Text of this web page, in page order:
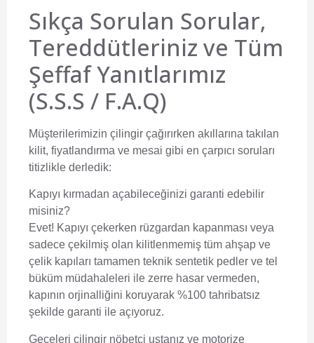
Sıkça Sorulan Sorular,
Tereddütleriniz ve Tüm
Şeffaf Yanıtlarımız
(S.S.S / F.A.Q)
Müşterilerimizin çilingir çağırırken akıllarına takılan
kilit, fiyatlandırma ve mesai gibi en çarpıcı soruları
titizlikle derledik:
Kapıyı kırmadan açabileceğinizi garanti edebilir
misiniz?
Evet! Kapıyı çekerken rüzgardan kapanması veya
sadece çekilmiş olan kilitlenmemiş tüm ahşap ve
çelik kapıları tamamen teknik sentetik pedler ve tel
büküm müdahaleleri ile zerre hasar vermeden,
kapının orjinalliğini koruyarak %100 tahribatsız
şekilde garanti ile açıyoruz.
Geceleri çilingir nöbetçi ustanız ve motorize